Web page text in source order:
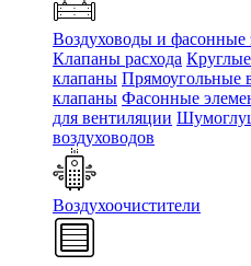
Воздуховоды и фасонные
Клапаны расхода
клапаны Прямоугольные
клапаны Фасонные
для вентиляции
воздуховодов
Воздухоочистители